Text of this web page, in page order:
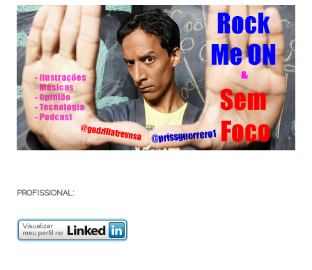
PROFISSIONAL: